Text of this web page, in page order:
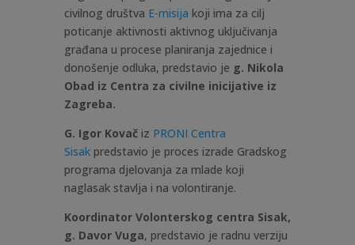
civilnog društva E-misija koji ima za cilj
poticanje aktivnosti aktivnog uključivanja
građana u procese planiranja zajednice i
donošenje odluka, predstavio je g. Nikola
Obad iz Centra za civilne inicijative iz
Zagreba.
G. Igor Kovačiz PRONI Centra
Sisakpredstavio je proces izrade Gradskog
programa djelovanja za mlade koji
naglasak stavlja i na volontiranje.
Koordinator Volonterskog centra Sisak,
g. Davor Vuga, predstavio je radnu verziju